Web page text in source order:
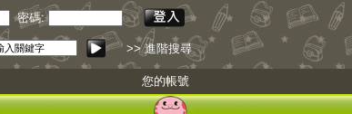
密碼:
>> 進階搜尋
您的帳號